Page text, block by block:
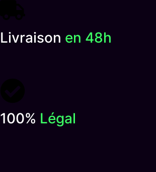
Livraison en 48h
100% Légal